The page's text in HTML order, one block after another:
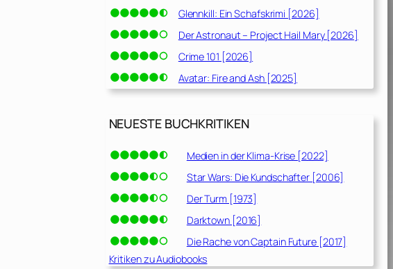
Glennkill: Ein Schafskrimi [2026]
Der Astronaut – Project Hail Mary [2026]
Crime 101 [2026]
Avatar: Fire and Ash [2025]
NEUESTE BUCHKRITIKEN
Medien in der Klima-Krise [2022]
Star Wars: Die Kundschafter [2006]
Der Turm [1973]
Darktown [2016]
Die Rache von Captain Future [2017]
Kritiken zu Audiobooks